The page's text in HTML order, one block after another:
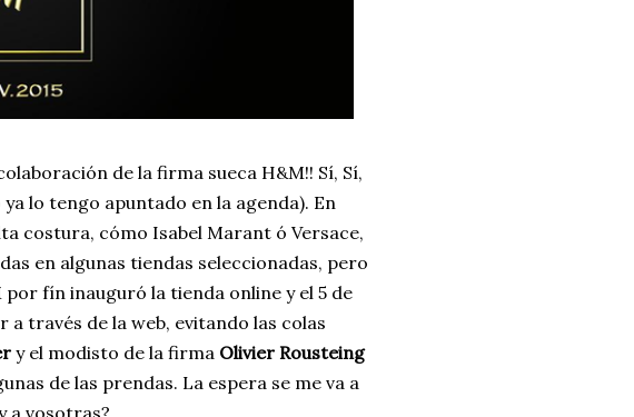
de la firma sueca H&M!! Sí, Sí,
lo tengo apuntado en la agenda). En
costura, cómo Isabel Marant ó Versace,
en algunas tiendas seleccionadas, pero
fín inauguró la tienda online y el 5 de
través de la web, evitando las colas
y el modisto de la firma Olivier Rousteing
de las prendas. La espera se me va a
a vosotras?